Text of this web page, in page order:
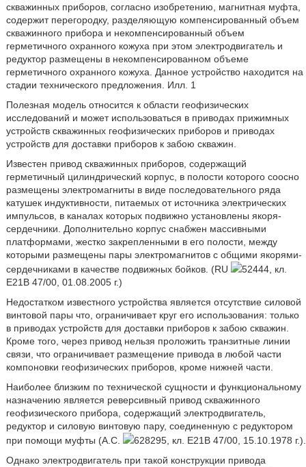
скважинных приборов, согласно изобретению, магнитная муфта,
содержит перегородку, разделяющую компенсированный объем
скважинного прибора и некомпенсированный объем
герметичного охранного кожуха при этом электродвигатель и
редуктор размещены в некомпенсированном объеме
герметичного охранного кожуха. Данное устройство находится на
стадии технического предложения. Илл. 1
Полезная модель относится к области геофизических
исследований и может использоваться в приводах прижимных
устройств скважинных геофизических приборов и приводах
устройств для доставки приборов к забою скважин.
Известен привод скважинных приборов, содержащий
герметичный цилиндрический корпус, в полости которого соосно
размещены электромагниты в виде последовательного ряда
катушек индуктивности, питаемых от источника электрических
импульсов, в каналах которых подвижно установлены якоря-
сердечники. Дополнительно корпус снабжен массивными
платформами, жестко закрепленными в его полости, между
которыми размещены пары электромагнитов с общими якорями-
сердечниками в качестве подвижных бойков. (RU
52444, кл.
E21B 47/00, 01.08.2005 г.)
Недостатком известного устройства является отсутствие силовой
винтовой пары что, ограничивает круг его использования: только
в приводах устройств для доставки приборов к забою скважин.
Кроме того, через привод нельзя проложить транзитные линии
связи, что ограничивает размещение привода в любой части
компоновки геофизических приборов, кроме нижней части.
Наиболее близким по технической сущности и функциональному
назначению является реверсивный привод скважинного
геофизического прибора, содержащий электродвигатель,
редуктор и силовую винтовую пару, соединенную с редуктором
при помощи муфты (А.С.
628295, кл. E21B 47/00, 15.10.1978 г.).
Однако электродвигатель при такой конструкции привода